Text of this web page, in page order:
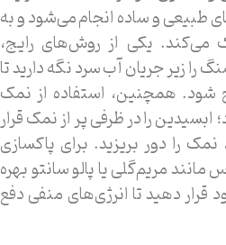
طبیعی و ساده انجام می‌شود و به
یکی از روش‌های رایج،
زیر جریان آب سرد نگه دارید تا
شود. همچنین، استفاده از نمک
را در ظرفی پر از نمک قرار
را دور بریزید. برای پاکسازی
مریم‌گلی یا پالو سانتو بهره
دهید تا انرژی‌های منفی دفع